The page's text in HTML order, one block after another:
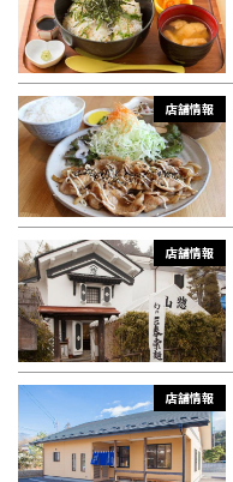
店舗情報
店舗情報
店舗情報